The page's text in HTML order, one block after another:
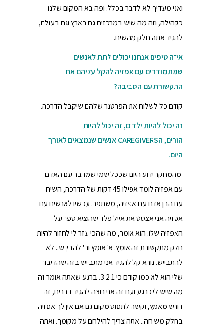
ואני מעדיף לא לדבר בכלל. ופה בא המקום שלנו
כקהילה, וזה מה שיש במרכזים גם בארץ וגם בעולם,
להגיד אתה חלק מהשיח.
איזה טיפים אנחנו יכולים לתת לאנשים
שמתמודדים עם אפזיה להקל עליהם את
התקשורת עם הסביבה?
קודם כל לשלוח את הפרטנר שלהם שיקבל הדרכה.
זה יכול להיות ילדים, זה יכול להיות
הורים,
הCAREGIVERS אנשים שנמצאים לאורך
היום.
מהמחקר ידוע היום שככל שמי שמדבר עם האדם
עם אפזיה לומד אפילו 45 דקות של הדרכה, השיח
עם הבן אדם עם אפזיה, משתפר. עכשיו לאנשים עם
אפזיה אני אצטט את אייל פלד שהוציא ספר על
האפזיה שלו. הוא אומר, מה שהכי עזר לי לחזור להיות
חלק מתקשורת זה אומץ. א' אומץ וב' להבין ש.. לא
להתבייש. נורא קל להגיד אני מתבייש בזה שהדיבור
שלי הוא לא כמו קודם כי 1 2 3. ברגע שאתה אומר זה
מה שיש לי כרגע ועם זה אני רוצה להגיד דברים, זה
דורש מאמץ, וקשה לתפוס מקום גם אם אין לך אפזיה
בחלק משיחה.. אתה צריך להילחם על מקומך. ואתה